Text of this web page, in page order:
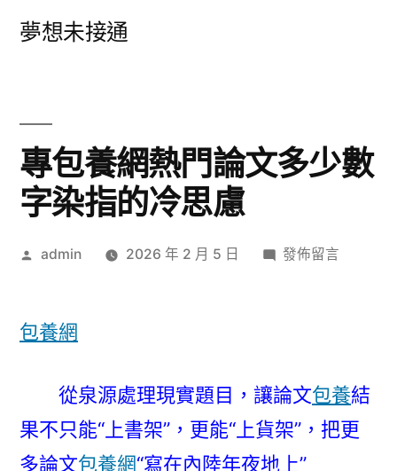
夢想未接通
專包養網熱門論文多少數
字染指的冷思慮
作
admin 2026 年 2 月 5 日
在
門
論
文
發佈留言
包養網
從泉源處理現實題目，讓論文包養結
果不只能“上書架”，更能“上貨架”，把更
多論文包養網“寫在內陸年夜地上”